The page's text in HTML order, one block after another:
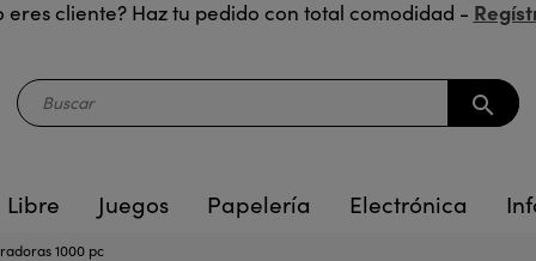
eres cliente? Haz tu pedido con total comodidad -
search
Libre Juegos Papelería Electrónica
1000 pc